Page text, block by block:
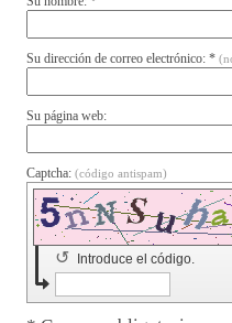
Su dirección de correo electrónico: *
Su página web:
Captcha: (código antispam)
Introduce el código.
↺